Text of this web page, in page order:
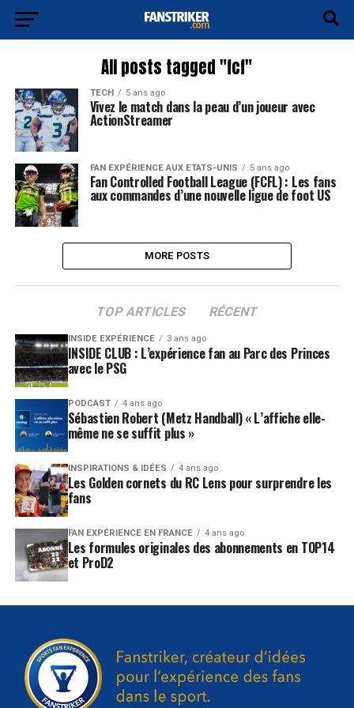
All posts tagged "fcf"
TECH 5 ans ago
Vivez le match dans la peau d’un joueur avec
ActionStreamer
FAN EXPÉRIENCE AUX ETATS-UNIS 5 ans ago
Fan Controlled Football League (FCFL) : Les fans
aux commandes d’une nouvelle ligue de foot US
MORE POSTS
TOP ARTICLES RÉCENT
INSIDE EXPÉRIENCE 3 ans ago
INSIDE CLUB : L’expérience fan au Parc des Princes
avec le PSG
PODCAST 4 ans ago
Sébastien Robert (Metz Handball) « L’affiche elle-
même ne se suffit plus »
INSPIRATIONS & IDÉES 4 ans ago
Les Golden cornets du RC Lens pour surprendre les
fans
FAN EXPÉRIENCE EN FRANCE 4 ans ago
Les formules originales des abonnements en TOP14
et ProD2